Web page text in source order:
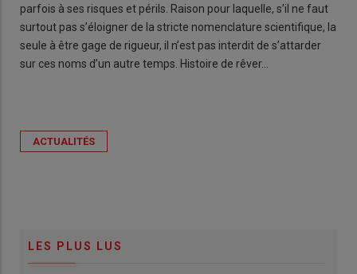
parfois à ses risques et périls. Raison pour laquelle, s’il ne faut
surtout pas s’éloigner de la stricte nomenclature scientifique, la
seule à être gage de rigueur, il n’est pas interdit de s’attarder
sur ces noms d’un autre temps. Histoire de rêver…
ACTUALITÉS
LES PLUS LUS